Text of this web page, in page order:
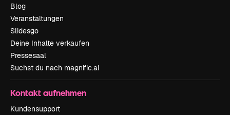
Blog
Veranstaltungen
Slidesgo
Deine Inhalte verkaufen
Pressesaal
Suchst du nach magnific.ai
Kontakt aufnehmen
Kundensupport